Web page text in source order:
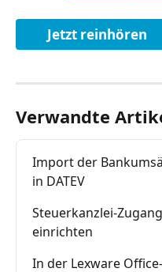
Jetzt reinhören
Verwandte
Import der
in DATEV
Steuerkanzlei-
einrichten
In der Lexware